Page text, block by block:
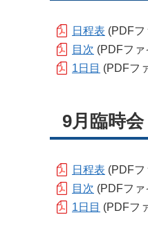
日程表 (PDFフ
目次 (PDFフ
1日目 (PDFフ
9月臨時会
日程表 (PDFフ
目次 (PDFフ
1日目 (PDFフ